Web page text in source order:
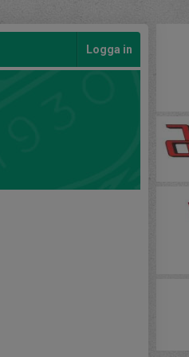
Logga in